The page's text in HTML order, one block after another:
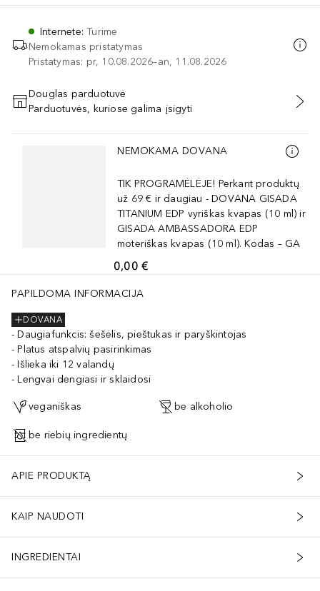
Internete:Turime
Nemokamas pristatymas
Pristatymas: pr, 10.08.2026–an, 11.08.2026
PRIDĖTI Į KREPŠELĮ
Douglas parduotuvė
Parduotuvės, kuriose galima įsigyti
Praleisti slankiklį
NEMOKAMA DOVANA
TIK PROGRAMĖLĖJE! Perkant produktų
už 69 € ir daugiau - DOVANA GISADA
TITANIUM EDP vyriškas kvapas (10 ml) ir
GISADA AMBASSADORA EDP
moteriškas kvapas (10 ml). Kodas – GA
0,00 €
PAPILDOMA INFORMACIJA
DOVANA
Daugiafunkcis: šešėlis, pieštukas ir paryškintojas
Platus atspalvių pasirinkimas
Išlieka iki 12 valandų
Lengvai dengiasi ir sklaidosi
veganiškas be alkoholio
be riebių ingredientų
APIE PRODUKTĄ
KAIP NAUDOTI
INGREDIENTAI